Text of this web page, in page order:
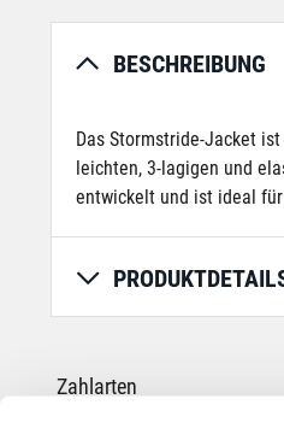
BESCHREIBUNG
Das Stormstride-Jacket
leichten, 3-lagigen und
entwickelt und ist ideal
Zahlarten